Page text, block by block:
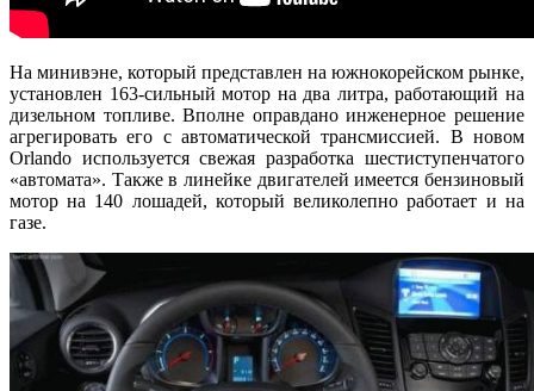
На минивэне, который представлен на южнокорейском рынке,
установлен 163-сильный мотор на два литра, работающий на
дизельном топливе. Вполне оправдано инженерное решение
агрегировать его с автоматической трансмиссией. В новом
Orlando используется свежая разработка шестиступенчатого
«автомата». Также в линейке двигателей имеется бензиновый
мотор на 140 лошадей, который великолепно работает и на
газе.